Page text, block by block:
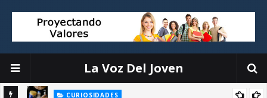
La Voz Del Joven
CURIOSIDADES